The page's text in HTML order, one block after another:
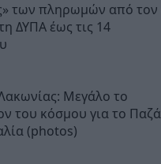
των πληρωμών από τον
ΔΥΠΑ έως τις 14
Μεγάλο το
του κόσμου για το
(photos)